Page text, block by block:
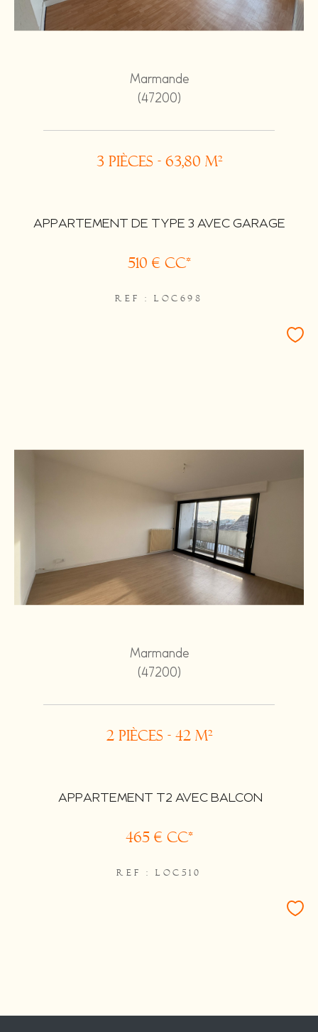
Marmande
(47200)
3 pièces - 63,80 m²
APPARTEMENT DE TYPE 3 AVEC GARAGE
510 € CC*
REF : LOC698
Marmande
(47200)
2 pièces - 42 m²
APPARTEMENT T2 AVEC BALCON
465 € CC*
REF : LOC510